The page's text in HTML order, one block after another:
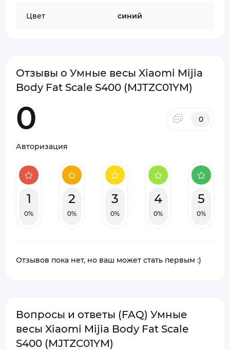
Цвет синий
Отзывы о Умные весы Xiaomi Mijia
Body Fat Scale S400 (MJTZC01YM)
0 0
Авторизация
1
0%
2
0%
3
0%
4
0%
5
0%
Отзывов пока нет, но ваш может стать первым :)
Вопросы и ответы (FAQ) Умные
весы Xiaomi Mijia Body Fat Scale
S400 (MJTZC01YM)